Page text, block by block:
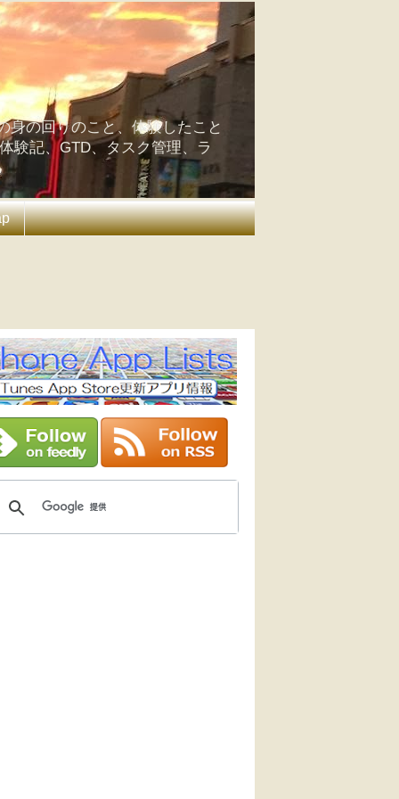
の回りのこと、体験したこと
験記、GTD、タスク管理、ラ